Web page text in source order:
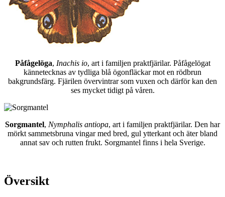
Påfågelöga, Inachis io, art i familjen praktfjärilar. Påfågelögat
kännetecknas av tydliga blå ögonfläckar mot en rödbrun
bakgrundsfärg. Fjärilen övervintrar som vuxen och därför kan den
ses mycket tidigt på våren.
Sorgmantel, Nymphalis antiopa, art i familjen praktfjärilar. Den har
mörkt sammetsbruna vingar med bred, gul ytterkant och äter bland
annat sav och rutten frukt. Sorgmantel finns i hela Sverige.
Översikt